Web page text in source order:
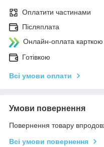
Оплатити частинами
Післяплата
Онлайн-оплата
Готівкою
Всі умови оплати
Умови повернення
Повернення товару
Всі умови повернення